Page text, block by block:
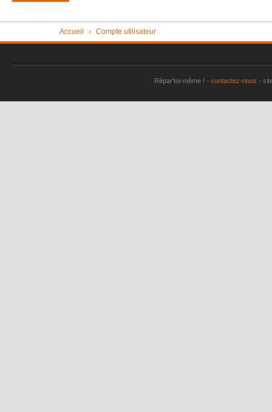
Porte de
Accueil Compte utilisateur
Répar'toi-même ! - contactez-nous -